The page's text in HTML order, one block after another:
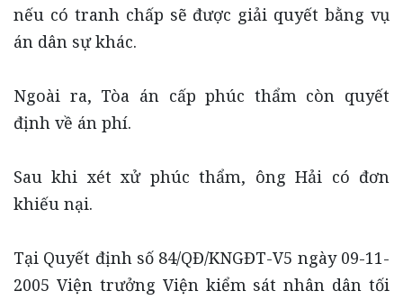
nếu có tranh chấp sẽ được giải quyết bằng vụ
án dân sự khác.
Ngoài ra, Tòa án cấp phúc thẩm còn quyết
định về án phí.
Sau khi xét xử phúc thẩm, ông Hải có đơn
khiếu nại.
Tại Quyết định số 84/QĐ/KNGĐT-V5 ngày 09-11-
2005 Viện trưởng Viện kiểm sát nhân dân tối